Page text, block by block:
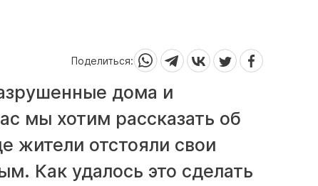
Поделиться:
дома и
мы хотим рассказать об
жители отстояли свои
Как удалось это сделать